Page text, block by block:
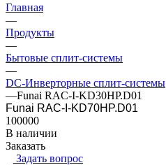
Главная
—
Продукты
—
Бытовые сплит-системы
—
DC-Инверторные сплит-системы
—Funai RAC-I-KD30HP.D01
Funai RAC-I-KD70HP.D01
100000
В наличии
Заказать
Задать вопрос